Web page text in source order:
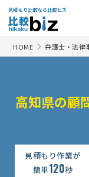
見積もり比較なら比較ビズ
HOME 弁護士・法律
高知県の顧
見積もり作業が
簡単120秒